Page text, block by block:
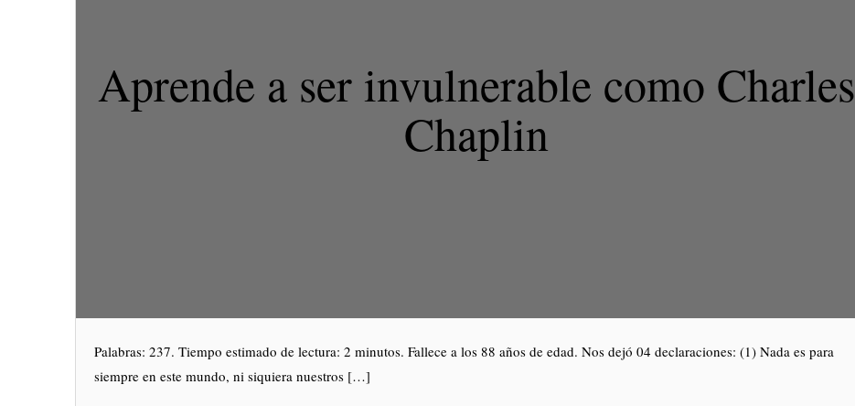
Aprende a ser invulnerable como Charles
Chaplin
Palabras: 237. Tiempo estimado de lectura: 2 minutos. Fallece a los 88 años de edad. Nos dejó 04 declaraciones: (1) Nada es para
siempre en este mundo, ni siquiera nuestros […]